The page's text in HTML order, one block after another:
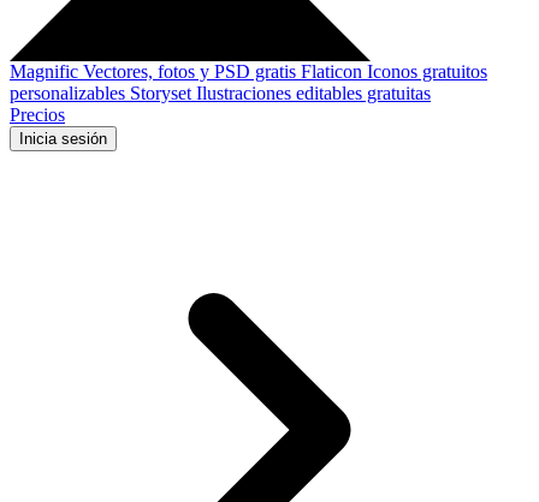
Magnific Vectores, fotos y PSD gratis Flaticon Iconos gratuitos
personalizables Storyset Ilustraciones editables gratuitas
Precios
Inicia sesión